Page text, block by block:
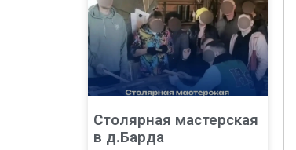
Столярная мастерская
в д.Барда